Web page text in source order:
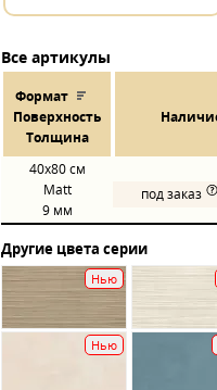
Все артикулы
Формат
Поверхность
Толщина
40x80см
Matt
9 мм
под заказ
Другие цвета серии
Нью
Нью